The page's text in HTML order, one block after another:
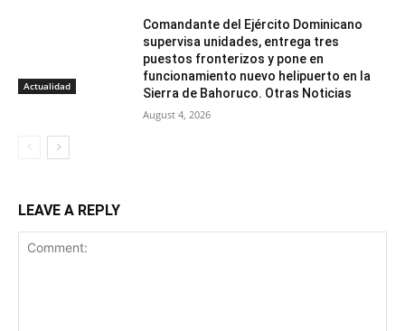
Actualidad
Comandante del Ejército Dominicano
supervisa unidades, entrega tres
puestos fronterizos y pone en
funcionamiento nuevo helipuerto en la
Sierra de Bahoruco. Otras Noticias
August 4, 2026
LEAVE A REPLY